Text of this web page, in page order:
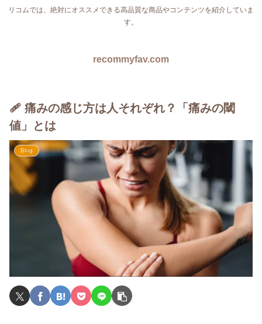
リコムでは、絶対にオススメできる高品質な商品やコンテンツを紹介していま
す。
recommyfav.com
🩹 痛みの感じ方は人それぞれ？「痛みの閾
値」とは
Blog